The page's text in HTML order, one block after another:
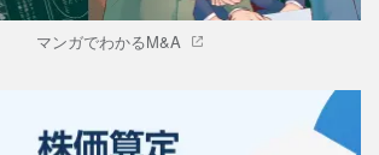
マンガでわかるM&A